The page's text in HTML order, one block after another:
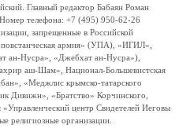
Главный редактор Бабаян Роман
телефона: +7 (495) 950-62-26
запрещенные в Российской
армия» (УПА), «ИГИЛ»,
Нусра», «Джебхат ан-Нусра»),
аш-Шам», Национал-Большевистская
«Меджлис крымско-татарского
Дивижн», «Братство» Корчинского,
центр Свидетелей Иеговы
религиозные организации.